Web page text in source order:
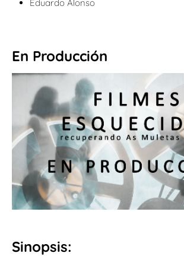
En Producción
Sinopsis:
Eduardo Alonso